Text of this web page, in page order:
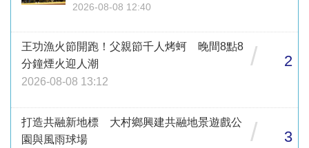
2026-08-08 12:40
王功漁火節開跑！父親節千人烤蚵 晚間8點8
分鐘煙火迎人潮
2026-08-08 13:12
/ 2
打造共融新地標 大村鄉興建共融地景遊戲公
園與風雨球場
/ 3